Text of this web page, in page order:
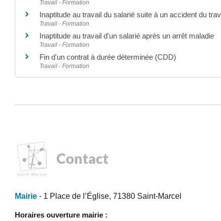
Travail - Formation
Inaptitude au travail du salarié suite à un accident du
Travail - Formation
Inaptitude au travail d'un salarié après un arrêt maladie
Travail - Formation
Fin d'un contrat à durée déterminée (CDD)
Travail - Formation
Contact
Mairie - 1 Place de l’Église, 71380 Saint-Marcel
Horaires ouverture mairie :